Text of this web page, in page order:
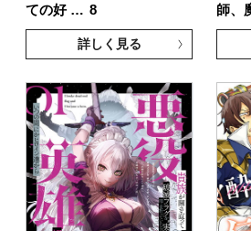
ての好 … 8
詳しく見る
師、